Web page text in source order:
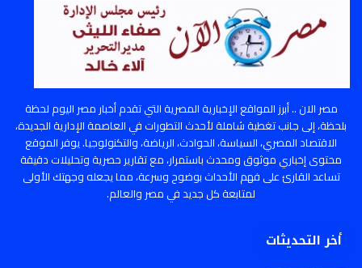
مصر الان .. أبرز المواقع الإخبارية المصرية التي تقدم أخبار مصر اليوم لحظة
بلحظة، إلى جانب تغطية شاملة لأحدث التطورات في العاصمة الإدارية الجديدة،
الاقتصاد المصري، السياسة، الحوادث، الرياضة، والتكنولوجيا. يوفر الموقع
محتوى إخباري موثوق ومحدث باستمرار، مع تقارير حصرية وتحليلات دقيقة
تساعد القارئ على فهم الأحداث بوضوح وسرعة، مما يجعله وجهتك الأولى
لمتابعة كل جديد في مصر والعالم.
أخر التحديثات